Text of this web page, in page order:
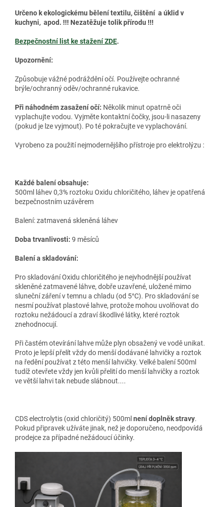
Určeno k ekologickému bělení textilu, čištění a úklid v
kuchyni, apod. !!! Nezatěžuje tolik přírodu !!!
Bezpečnostní list ke stažení ZDE.
Upozornění:
Způsobuje vážné podráždění očí. Používejte ochranné
brýle/ochranný oděv/ochranné rukavice.
Při náhodném zasažení očí: Několik minut opatrně oči
vyplachujte vodou. Vyjměte kontaktní čočky, jsou-li nasazeny
(pokud je lze vyjmout). Po té pokračujte ve vyplachování.
Vyrobeno za použití nejmodernějšího přístroje pro elektrolýzu :
Každé balení obsahuje:
500ml láhev 0,3% roztoku Oxidu chloričitého, láhev je opatřená
bezpečnostním uzávěrem
Balení: zatmavená skleněná láhev
Doba trvanlivosti: 9 měsíců
Balení a skladování:
Pro skladování Oxidu chloričitého je nejvhodnější používat
skleněné zatmavené láhve, dobře uzavřené, uložené mimo
sluneční záření v temnu a chladu (od 5°C). Pro skladování se
nesmí používat plastové lahve, protože mohou uvolňovat do
roztoku nežádoucí a zdraví škodlivé látky, které roztok
znehodnocují.
Při častém otevírání lahve může plyn obsažený ve vodě unikat.
Proto je lepší přelít vždy do menší dodávané lahvičky a roztok
na ředění používat z této menší lahvičky. Velké balení 500ml
tudíž otevřete vždy jen kvůli přelití do menší lahvičky a roztok
ve větší lahvi tak nebude slábnout....
CDS electrolytis (oxid chloričitý) 500ml není doplněk stravy.
Pokud připravek užíváte jinak, než je doporučeno, neodpovídá
prodejce za případné nežádoucí účinky.